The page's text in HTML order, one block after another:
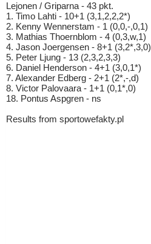
Lejonen / Griparna - 43 pkt.
1. Timo Lahti - 10+1 (3,1,2,2,2*)
2. Kenny Wennerstam - 1 (0,0,-,0,1)
3. Mathias Thoernblom - 4 (0,3,w,1)
4. Jason Joergensen - 8+1 (3,2*,3,0)
5. Peter Ljung - 13 (2,3,2,3,3)
6. Daniel Henderson - 4+1 (3,0,1*)
7. Alexander Edberg - 2+1 (2*,-,d)
8. Victor Palovaara - 1+1 (0,1*,0)
18. Pontus Aspgren - ns
Results from sportowefakty.pl